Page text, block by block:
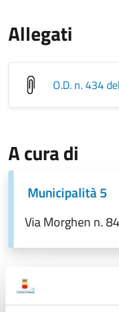
Allegati
O.D. n. 434
A cura di
Municipalità 5
Via Morghen n.